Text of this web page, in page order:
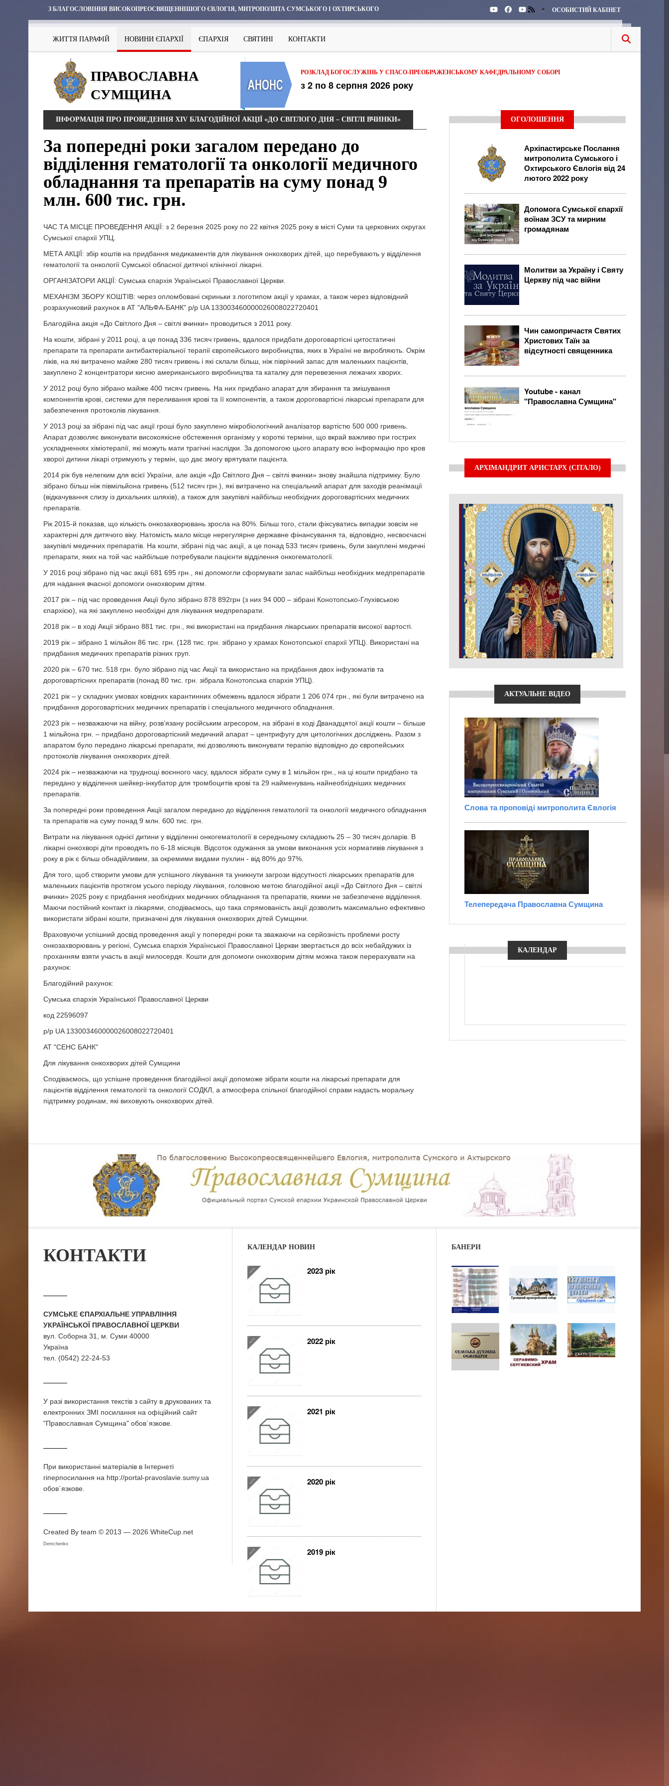
З БЛАГОСЛОВІННЯ ВИСОКОПРЕОСВЯЩЕННІШОГО ЄВЛОГІЯ, МИТРОПОЛИТА СУМСЬКОГО І ОХТИРСЬКОГО ОСОБИСТИЙ КАБІНЕТ
ЖИТТЯ ПАРАФІЙ НОВИНИ ЄПАРХІЇ ЄПАРХІЯ СВЯТИНІ КОНТАКТИ
ПРАВОСЛАВНА
СУМЩИНА
РОЗКЛАД БОГОСЛУЖІНЬ У СПАСО-ПРЕОБРАЖЕНСЬКОМУ КАФЕДРАЛЬНОМУ СОБОРІ
з 2 по 8 серпня 2026 року
ІНФОРМАЦІЯ ПРО ПРОВЕДЕННЯ XIV БЛАГОДІЙНОЇ АКЦІЇ «ДО СВІТЛОГО ДНЯ – СВІТЛІ ВЧИНКИ»
За попередні роки загалом передано до
відділення гематології та онкології медичного
обладнання та препаратів на суму понад 9
млн. 600 тис. грн.
ЧАС ТА МІСЦЕ ПРОВЕДЕННЯ АКЦІЇ: з 2 березня 2025 року по 22 квітня 2025 року в місті Суми та церковних округах
Сумської єпархії УПЦ.
МЕТА АКЦІЇ: збір коштів на придбання медикаментів для лікування онкохворих дітей, що перебувають у відділення
гематології та онкології Сумської обласної дитячої клінічної лікарні.
ОРГАНІЗАТОРИ АКЦІЇ: Сумська єпархія Української Православної Церкви.
МЕХАНІЗМ ЗБОРУ КОШТІВ: через опломбовані скриньки з логотипом акції у храмах, а також через відповідний
розрахунковий рахунок в АТ "АЛЬФА-БАНК" р/р UA 133003460000026008022720401
Благодійна акція «До Світлого Дня – світлі вчинки» проводиться з 2011 року.
На кошти, зібрані у 2011 році, а це понад 336 тисяч гривень, вдалося придбати дороговартісні цитостатичні
препарати та препарати антибактеріальної терапії європейського виробництва, яких в Україні не виробляють. Окрім
ліків, на які витрачено майже 280 тисяч гривень і які склали більш, ніж піврічний запас для маленьких пацієнтів,
закуплено 2 концентратори кисню американського виробництва та каталку для перевезення лежачих хворих.
У 2012 році було зібрано майже 400 тисяч гривень. На них придбано апарат для збирання та змішування
компонентів крові, системи для переливання крові та її компонентів, а також дороговартісні лікарські препарати для
забезпечення протоколів лікування.
У 2013 році за зібрані під час акції гроші було закуплено мікробіологічний аналізатор вартістю 500 000 гривень.
Апарат дозволяє виконувати високоякісне обстеження організму у короткі терміни, що вкрай важливо при гострих
ускладненнях хіміотерапії, які можуть мати трагічні наслідки. За допомогою цього апарату всю інформацію про кров
хворої дитини лікарі отримують у термін, що дає змогу врятувати пацієнта.
2014 рік був нелегким для всієї України, але акція «До Світлого Дня – світлі вчинки» знову знайшла підтримку. Було
зібрано більш ніж півмільйона гривень (512 тисяч грн.), які витрачено на спеціальний апарат для заходів реанімації
(відкачування слизу із дихальних шляхів), а також для закупівлі найбільш необхідних дороговартісних медичних
препаратів.
Рік 2015-й показав, що кількість онкозахворювань зросла на 80%. Більш того, стали фіксуватись випадки зовсім не
характерні для дитячого віку. Натомість мало місце нерегулярне державне фінансування та, відповідно, несвоєчасні
закупівлі медичних препаратів. На кошти, зібрані під час акції, а це понад 533 тисяч гривень, були закуплені медичні
препарати, яких на той час найбільше потребували пацієнти відділення онкогематології.
У 2016 році зібрано під час акції 681 695 грн., які допомогли сформувати запас найбільш необхідних медпрепаратів
для надання вчасної допомоги онкохворим дітям.
2017 рік – під час проведення Акції було зібрано 878 892грн (з них 94 000 – зібрані Конотопсько-Глухівською
єпархією), на які закуплено необхідні для лікування медпрепарати.
2018 рік – в ході Акції зібрано 881 тис. грн., які використані на придбання лікарських препаратів високої вартості.
2019 рік – зібрано 1 мільйон 86 тис. грн. (128 тис. грн. зібрано у храмах Конотопської єпархії УПЦ). Використані на
придбання медичних препаратів різних груп.
2020 рік – 670 тис. 518 грн. було зібрано під час Акції та використано на придбання двох інфузоматів та
дороговартісних препаратів (понад 80 тис. грн. зібрала Конотопська єпархія УПЦ).
2021 рік – у складних умовах ковідних карантинних обмежень вдалося зібрати 1 206 074 грн., які були витрачено на
придбання дороговартісних медичних препаратів і спеціального медичного обладнання.
2023 рік – незважаючи на війну, розв’язану російським агресором, на зібрані в ході Дванадцятої акції кошти – більше
1 мільйона грн. – придбано дороговартісний медичний апарат – центрифугу для цитологічних досліджень. Разом з
апаратом було передано лікарські препарати, які дозволяють виконувати терапію відповідно до європейських
протоколів лікування онкохворих дітей.
2024 рік – незважаючи на труднощі воєнного часу, вдалося зібрати суму в 1 мільйон грн., на ці кошти придбано та
передано у відділення шейкер-інкубатор для тромбоцитів крові та 29 найменувань найнеобхідніших медичних
препаратів.
За попередні роки проведення Акції загалом передано до відділення гематології та онкології медичного обладнання
та препаратів на суму понад 9 млн. 600 тис. грн.
Витрати на лікування однієї дитини у відділенні онкогематології в середньому складають 25 – 30 тисяч доларів. В
лікарні онкохворі діти проводять по 6-18 місяців. Відсоток одужання за умови виконання усіх нормативів лікування з
року в рік є більш обнадійливим, за окремими видами пухлин - від 80% до 97%.
Для того, щоб створити умови для успішного лікування та уникнути загрози відсутності лікарських препаратів для
маленьких пацієнтів протягом усього періоду лікування, головною метою благодійної акції «До Світлого Дня – світлі
вчинки» 2025 року є придбання необхідних медичних обладнання та препаратів, якими не забезпечене відділення.
Маючи постійний контакт із лікарями, сподіваємось, що така спрямованість акції дозволить максимально ефективно
використати зібрані кошти, призначені для лікування онкохворих дітей Сумщини.
Враховуючи успішний досвід проведення акції у попередні роки та зважаючи на серйозність проблеми росту
онкозахворювань у регіоні, Сумська єпархія Української Православної Церкви звертається до всіх небайдужих із
проханням взяти участь в акції милосердя. Кошти для допомоги онкохворим дітям можна також перерахувати на
рахунок:
Благодійний рахунок:
Сумська єпархія Української Православної Церкви
код 22596097
р/р UA 133003460000026008022720401
АТ "СЕНС БАНК"
Для лікування онкохворих дітей Сумщини
Сподіваємось, що успішне проведення благодійної акції допоможе зібрати кошти на лікарські препарати для
пацієнтів відділення гематології та онкології СОДКЛ, а атмосфера спільної благодійної справи надасть моральну
підтримку родинам, які виховують онкохворих дітей.
ОГОЛОШЕННЯ
Архіпастирське Послання
митрополита Сумського і
Охтирського Євлогія від 24
лютого 2022 року
Допомога Сумської єпархії
воїнам ЗСУ та мирним
громадянам
Молитви за Україну і Святу
Церкву під час війни
Чин самопричастя Святих
Христових Таїн за
відсутності священника
Youtube - канал
"Православна Сумщина"
АРХІМАНДРИТ АРИСТАРХ (СІТАЛО)
АКТУАЛЬНЕ ВІДЕО
Слова та проповіді митрополита Євлогія
Телепередача Православна Сумщина
КАЛЕНДАР
КОНТАКТИ
СУМСЬКЕ ЄПАРХІАЛЬНЕ УПРАВЛІННЯ
УКРАЇНСЬКОЇ ПРАВОСЛАВНОЇ ЦЕРКВИ
вул. Соборна 31, м. Суми 40000
Україна
тел. (0542) 22-24-53
У разi використання текстiв з сайту в друкованих та
електронних ЗМI посилання на офіційний сайт
"Православная Сумщина" обов`язкове.
При використаннi матерiалiв в Iнтернетi
гiперпосилання на http://portal-pravoslavie.sumy.ua
обов`язкове.
Created By team © 2013 — 2026 WhiteCup.net
Demchenko
КАЛЕНДАР НОВИН
2023 рік
2022 рік
2021 рік
2020 рік
2019 рік
БАНЕРИ